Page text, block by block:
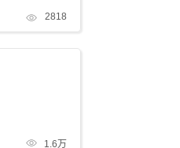
2818
1.6万